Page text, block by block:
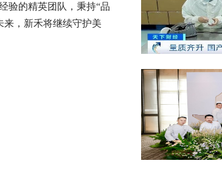
验的精英团队，秉持“品
来，新禾将继续守护美